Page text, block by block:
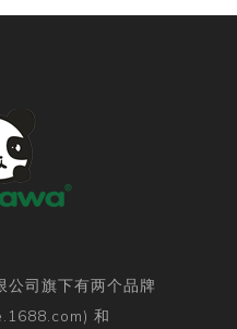
公司旗下有两个品牌
和